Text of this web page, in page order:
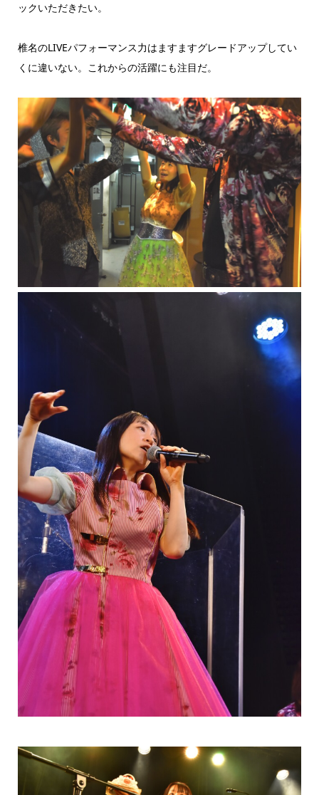
ックいただきたい。
椎名のLIVEパフォーマンス力はますますグレードアップしてい
くに違いない。これからの活躍にも注目だ。